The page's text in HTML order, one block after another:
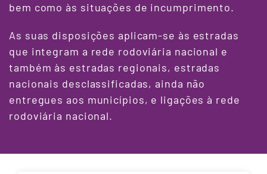
bem como às situações de incumprimento.
As suas disposições aplicam-se às estradas
que integram a rede rodoviária nacional e
também às estradas regionais, estradas
nacionais desclassificadas, ainda não
entregues aos municípios, e ligações à rede
rodoviária nacional.